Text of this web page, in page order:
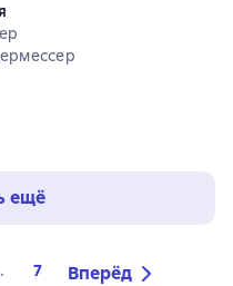
5 на основе 13 оценок
ещё
7 Вперёд